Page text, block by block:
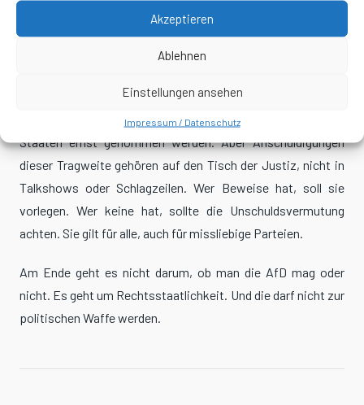
Akzeptieren
Ablehnen
Einstellungen ansehen
Impressum / Datenschutz
demokratische Diskurs seine Grundlage. Wer unbequeme
Fragen stellt, riskiert plötzlich, als„Feind des Staates“zu
gelten. Das ist ein alarmierender Trend in einem Land, das
Natürlich müssen mögliche Einflussversuche fremder
Staaten ernst genommen werden. Aber Anschuldigungen
dieser Tragweite gehören auf den Tisch der Justiz, nicht in
Talkshows oder Schlagzeilen. Wer Beweise hat, soll sie
vorlegen. Wer keine hat, sollte die Unschuldsvermutung
achten. Sie gilt für alle, auch für missliebige Parteien.
Am Ende geht es nicht darum, ob man die AfD mag oder
nicht. Es geht um Rechtsstaatlichkeit. Und die darf nicht zur
politischen Waffe werden.